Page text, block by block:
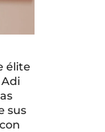
élite
sus